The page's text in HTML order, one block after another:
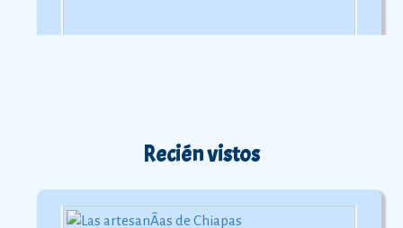
Recién vistos